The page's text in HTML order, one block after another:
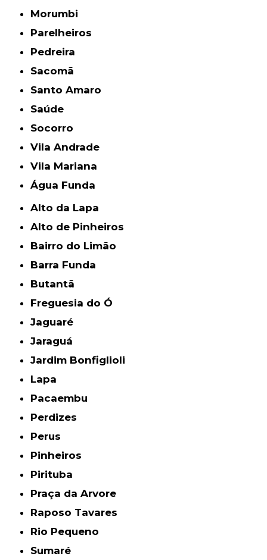
Morumbi
Parelheiros
Pedreira
Sacomã
Santo Amaro
Saúde
Socorro
Vila Andrade
Vila Mariana
Água Funda
Alto da Lapa
Alto de Pinheiros
Bairro do Limão
Barra Funda
Butantã
Freguesia do Ó
Jaguaré
Jaraguá
Jardim Bonfiglioli
Lapa
Pacaembu
Perdizes
Perus
Pinheiros
Pirituba
Praça da Arvore
Raposo Tavares
Rio Pequeno
Sumaré